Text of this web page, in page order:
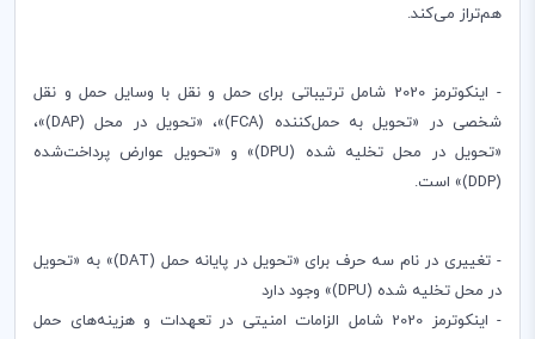
هم‌تراز می‌کند.
- اینکوترمز 2020 شامل ترتیباتی برای حمل و نقل با وسایل حمل و نقل
شخصی در «تحویل به حمل‌کننده (FCA)»، «تحویل در محل (DAP)»،
«تحویل در محل تخلیه‌ شده (DPU)» و «تحویل عوارض پرداخت‌شده
(
DDP)» است.
- تغییری در نام سه حرف برای «تحویل در پایانه حمل (DAT)» به «تحویل
در محل تخلیه‌ شده (DPU)» وجود دارد
- اینکوترمز 2020 شامل الزامات امنیتی در تعهدات و هزینه‌های حمل